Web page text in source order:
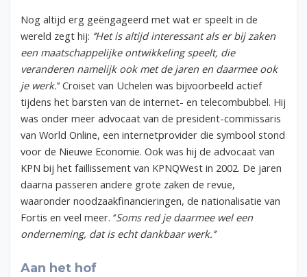
Nog altijd erg geëngageerd met wat er speelt in de
wereld zegt hij: ‘’Het is altijd interessant als er bij zaken
een maatschappelijke ontwikkeling speelt, die
veranderen namelijk ook met de jaren en daarmee ook
je werk.’’ Croiset van Uchelen was bijvoorbeeld actief
tijdens het barsten van de internet- en telecombubbel. Hij
was onder meer advocaat van de president-commissaris
van World Online, een internetprovider die symbool stond
voor de Nieuwe Economie. Ook was hij de advocaat van
KPN bij het faillissement van KPNQWest in 2002. De jaren
daarna passeren andere grote zaken de revue,
waaronder noodzaakfinancieringen, de nationalisatie van
Fortis en veel meer. ‘’Soms red je daarmee wel een
onderneming, dat is echt dankbaar werk.’’
Aan het hof